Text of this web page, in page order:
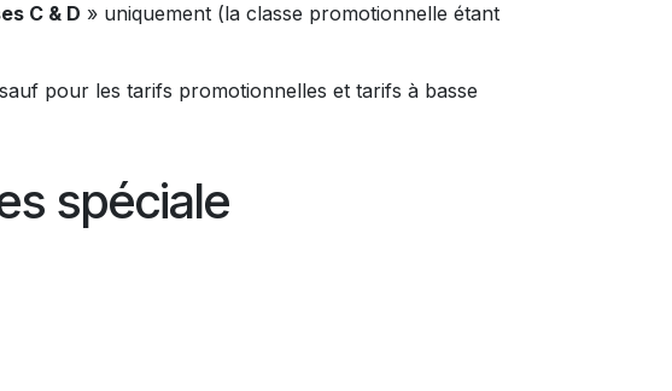
C & D » uniquement (la classe promotionnelle étant
pour les tarifs promotionnelles et tarifs à basse
spéciale